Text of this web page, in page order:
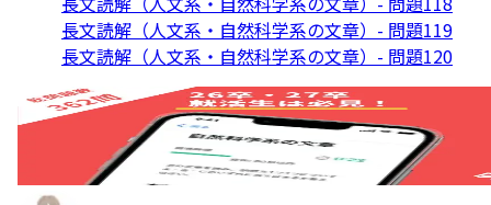
長文読解（人文系・自然科学系の文章）- 問題119
長文読解（人文系・自然科学系の文章）- 問題120